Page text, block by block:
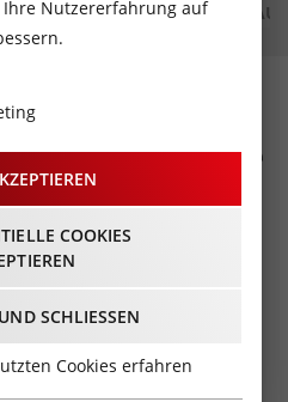
AUGUST AUGUST
Nutzererfahrung auf
COOKIES
SCHLIESSEN
Cookies erfahren